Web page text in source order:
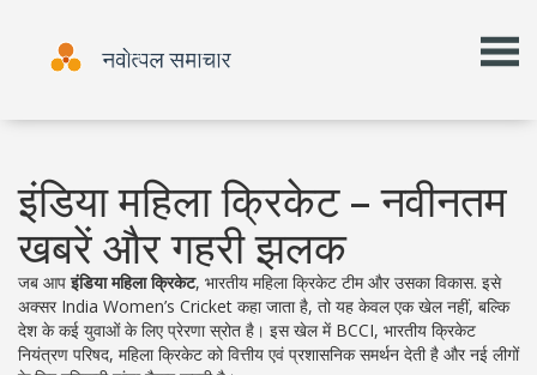
इंडिया महिला क्रिकेट – नवीनतम
खबरें और गहरी झलक
जब आपइंडिया महिला क्रिकेट, भारतीय महिला क्रिकेट टीम और उसका विकास. इसे
अक्सर India Women’s Cricket कहा जाता है, तो यह केवल एक खेल नहीं, बल्कि
देश के कई युवाओं के लिए प्रेरणा स्रोत है। इस खेल में BCCI, भारतीय क्रिकेट
नियंत्रण परिषद, महिला क्रिकेट को वित्तीय एवं प्रशासनिक समर्थन देती है और नई लीगों